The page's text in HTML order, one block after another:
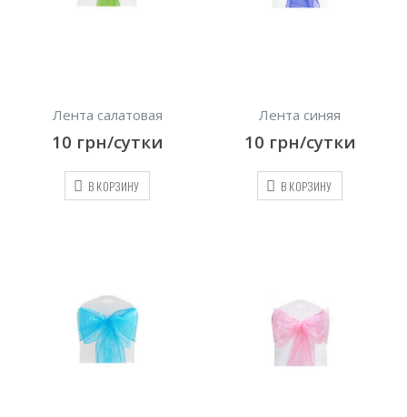
Лента салатовая
10 грн/сутки
В КОРЗИНУ
Лента синяя
10 грн/сутки
В КОРЗИНУ